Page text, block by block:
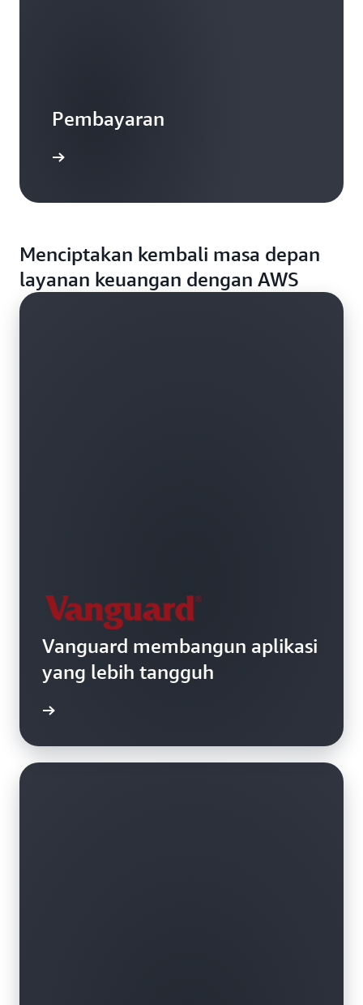
Pembayaran
Menciptakan kembali masa depan
layanan keuangan dengan AWS
Vanguard membangun aplikasi
yang lebih tangguh